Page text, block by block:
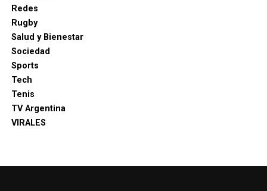
Redes
Rugby
Salud y Bienestar
Sociedad
Sports
Tech
Tenis
TV Argentina
VIRALES